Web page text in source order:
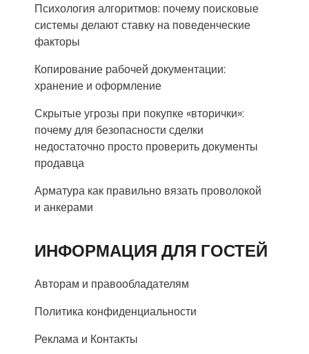
Психология алгоритмов: почему поисковые
системы делают ставку на поведенческие
факторы
Копирование рабочей документации:
хранение и оформление
Скрытые угрозы при покупке «вторички»:
почему для безопасности сделки
недостаточно просто проверить документы
продавца
Арматура как правильно вязать проволокой
и анкерами
ИНФОРМАЦИЯ ДЛЯ ГОСТЕЙ
Авторам и правообладателям
Политика конфиденциальности
Реклама и Контакты